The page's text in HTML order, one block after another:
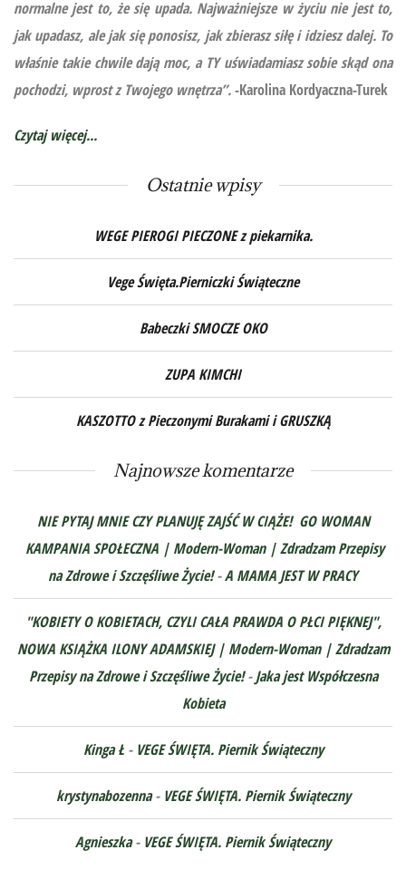
normalne jest to, że się upada. Najważniejsze w życiu nie jest to,
jak upadasz, ale jak się ponosisz, jak zbierasz siłę i idziesz dalej. To
właśnie takie chwile dają moc, a TY uświadamiasz sobie skąd ona
pochodzi, wprost z Twojego wnętrza”.-Karolina Kordyaczna-Turek
Czytaj więcej...
Ostatnie wpisy
WEGE PIEROGI PIECZONE z piekarnika.
Vege Święta.Pierniczki Świąteczne
Babeczki SMOCZE OKO
ZUPA KIMCHI
KASZOTTO z Pieczonymi Burakami i GRUSZKĄ
Najnowsze komentarze
NIE PYTAJ MNIE CZY PLANUJĘ ZAJŚĆ W CIĄŻE! GO WOMAN
KAMPANIA SPOŁECZNA | Modern-Woman | Zdradzam Przepisy
na Zdrowe i Szczęśliwe Życie!-A MAMA JEST W PRACY
"KOBIETY O KOBIETACH, CZYLI CAŁA PRAWDA O PŁCI PIĘKNEJ",
NOWA KSIĄŻKA ILONY ADAMSKIEJ | Modern-Woman | Zdradzam
Przepisy na Zdrowe i Szczęśliwe Życie!-Jaka jest Współczesna
Kobieta
Kinga Ł- VEGE ŚWIĘTA. Piernik Świąteczny
krystynabozenna- VEGE ŚWIĘTA. Piernik Świąteczny
Agnieszka- VEGE ŚWIĘTA. Piernik Świąteczny